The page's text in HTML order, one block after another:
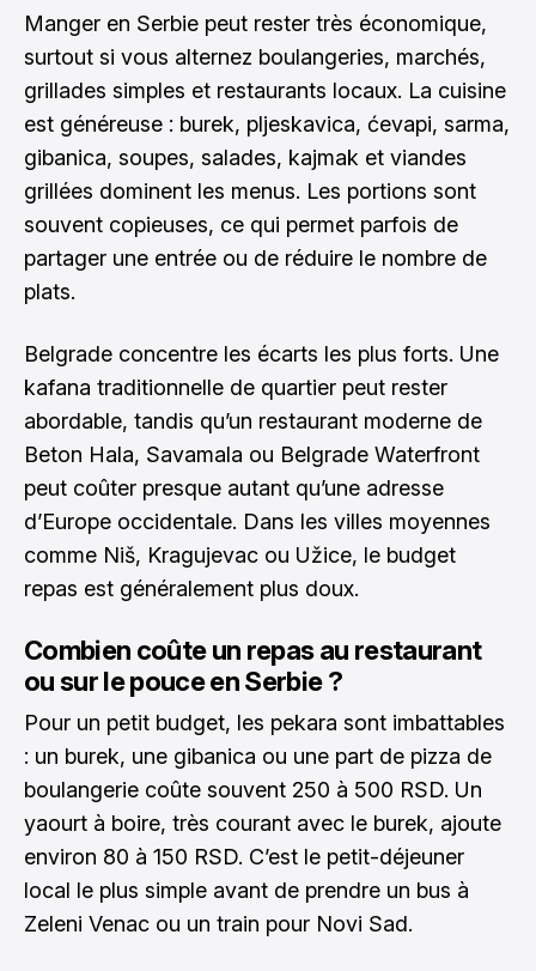
Manger en Serbie peut rester très économique,
surtout si vous alternez boulangeries, marchés,
grillades simples et restaurants locaux. La cuisine
est généreuse : burek, pljeskavica, ćevapi, sarma,
gibanica, soupes, salades, kajmak et viandes
grillées dominent les menus. Les portions sont
souvent copieuses, ce qui permet parfois de
partager une entrée ou de réduire le nombre de
plats.
Belgrade concentre les écarts les plus forts. Une
kafana traditionnelle de quartier peut rester
abordable, tandis qu’un restaurant moderne de
Beton Hala, Savamala ou Belgrade Waterfront
peut coûter presque autant qu’une adresse
d’Europe occidentale. Dans les villes moyennes
comme Niš, Kragujevac ou Užice, le budget
repas est généralement plus doux.
Combien coûte un repas au restaurant
ou sur le pouce en Serbie ?
Pour un petit budget, les pekara sont imbattables
: un burek, une gibanica ou une part de pizza de
boulangerie coûte souvent 250 à 500 RSD. Un
yaourt à boire, très courant avec le burek, ajoute
environ 80 à 150 RSD. C’est le petit-déjeuner
local le plus simple avant de prendre un bus à
Zeleni Venac ou un train pour Novi Sad.